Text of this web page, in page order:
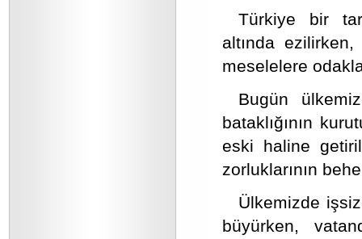
Türkiye bir
altında
meselelere
Bugün
bataklığının
eski haline
zorluklarının
Ülkemizde
büyürken,